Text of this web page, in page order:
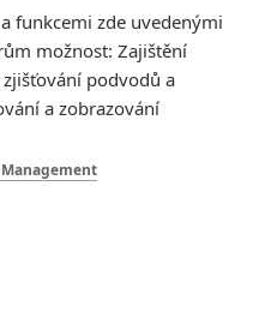
funkcemi zde uvedenými
možnost: Zajištění
podvodů a
a zobrazování